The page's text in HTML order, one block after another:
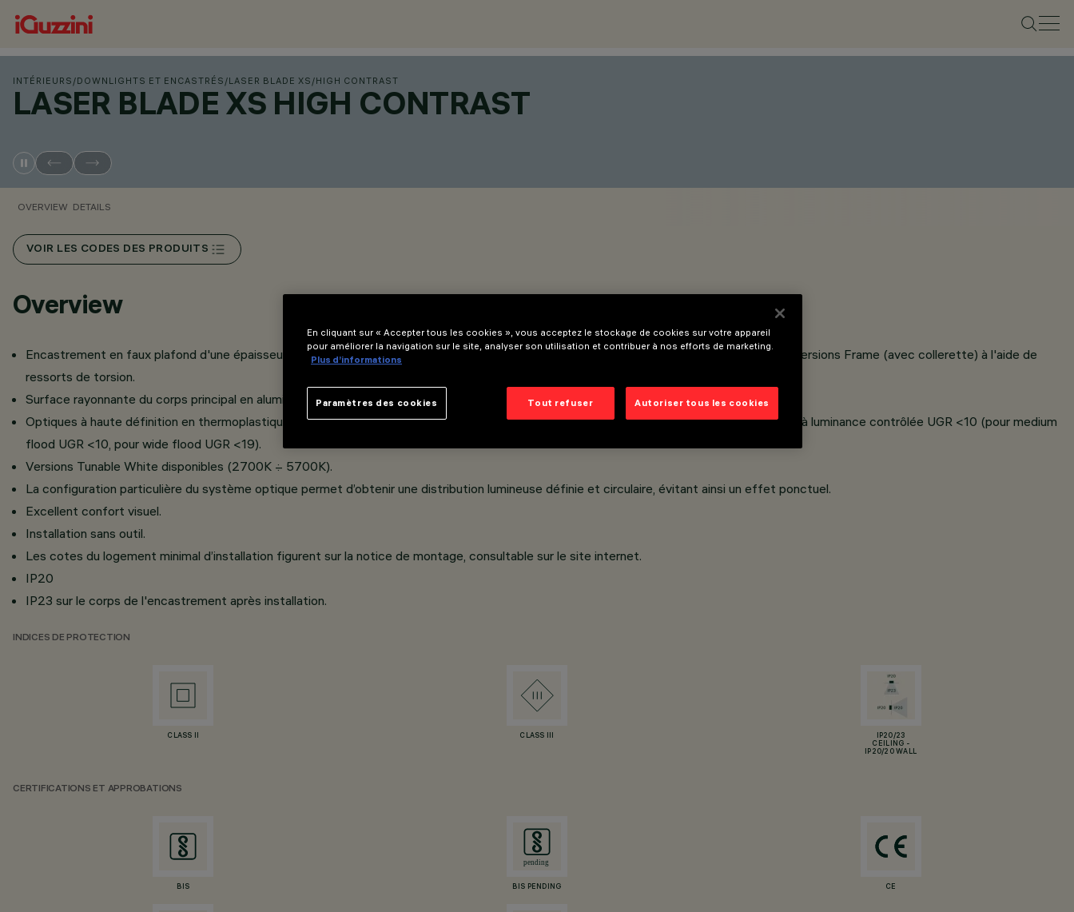
INTÉRIEURS /DOWNLIGHTS ET ENCASTRÉS /LASER BLADE XS /HIGH CONTRAST
LASER BLADE XS HIGH CONTRAST
OVERVIEW DETAILS
VOIR LES CODES DES PRODUITS
Overview
Encastrement en faux plafond d'une épaisseur de 12,5 - 15 - 20 mm pour les versions Minimal (sans collerette) ou de 1 à 25 mm pour les versions Frame (avec collerette) à l'aide de
ressorts de torsion.
Surface rayonnante du corps principal en aluminium moulé sous pression.
Optiques à haute définition en thermoplastique métallisé, intégrées dans l'innovant écran anti-éblouissement noir définissant une émission à luminance contrôlée UGR <10 (pour medium
flood UGR <10, pour wide flood UGR <19).
Versions Tunable White disponibles (2700K ÷ 5700K).
La configuration particulière du système optique permet d’obtenir une distribution lumineuse définie et circulaire, évitant ainsi un effet ponctuel.
Excellent confort visuel.
Installation sans outil.
Les cotes du logement minimal d’installation figurent sur la notice de montage, consultable sur le site internet.
IP20
IP23 sur le corps de l'encastrement après installation.
INDICES DE PROTECTION
CLASS II CLASS III
IP20/23
CEILING -
IP20/20 WALL
CERTIFICATIONS ET APPROBATIONS
BIS BIS PENDING CE
En cliquant sur « Accepter tous les cookies », vous acceptez le stockage de cookies sur votre appareil
pour améliorer la navigation sur le site, analyser son utilisation et contribuer à nos efforts de marketing.
Plus d’informations
Tout refuser Autoriser tous les cookies
Paramètres des cookies